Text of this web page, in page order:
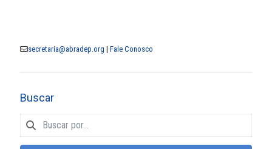
secretaria@abradep.org | Fale Conosco
Buscar